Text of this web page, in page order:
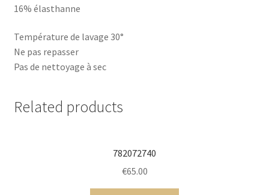
16% élasthanne
Température de lavage 30°
Ne pas repasser
Pas de nettoyage à sec
Related products
782072740
€65.00